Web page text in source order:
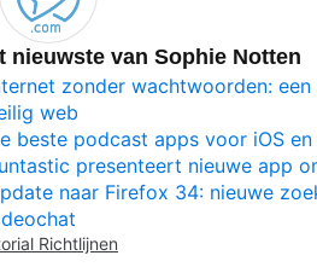
nieuwste van Sophie Notten
zonder wachtwoorden:
web
beste podcast apps voor iOS
presenteert nieuwe app
naar Firefox 34: nieuwe
Richtlijnen